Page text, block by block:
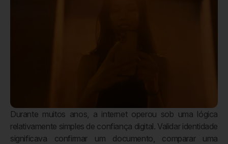
Durante muitos anos, a internet operou sob uma lógica
relativamente simples de confiança digital. Validar identidade
significava confirmar um documento, comparar uma